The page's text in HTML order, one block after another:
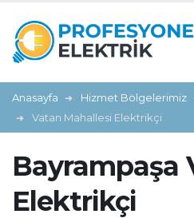
Anasayfa Hizmet Bölgelerimiz
Vatan Mahallesi Elektrikçi
Bayrampaşa
Elektrikçi